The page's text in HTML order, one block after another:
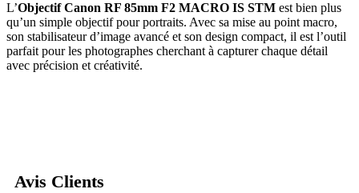
L’Objectif Canon RF 85mm F2 MACRO IS STM est bien plus
qu’un simple objectif pour portraits. Avec sa mise au point macro,
son stabilisateur d’image avancé et son design compact, il est l’outil
parfait pour les photographes cherchant à capturer chaque détail
avec précision et créativité.
Avis Clients